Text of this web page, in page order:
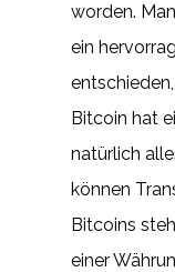
worden.
ein
Bitcoin hat
natürlich
können
Bitcoins
einer